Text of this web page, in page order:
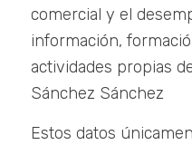
comercial y el
información,
actividades propias
Sánchez Sánchez
Estos datos